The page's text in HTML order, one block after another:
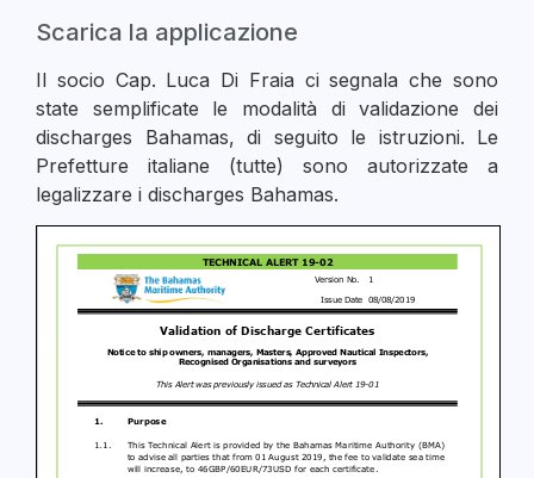
Scarica la applicazione
Il socio Cap. Luca Di Fraia ci segnala che sono
state semplificate le modalità di validazione dei
discharges Bahamas, di seguito le istruzioni. Le
Prefetture italiane (tutte) sono autorizzate a
legalizzare i discharges Bahamas.